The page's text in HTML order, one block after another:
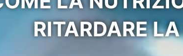
RITARDARE